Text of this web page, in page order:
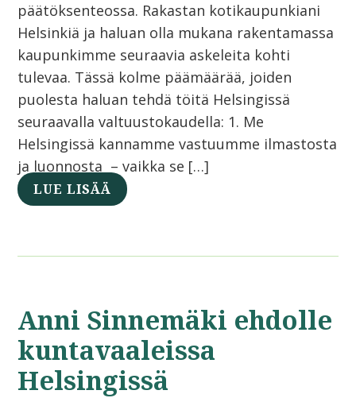
päätöksenteossa. Rakastan kotikaupunkiani
Helsinkiä ja haluan olla mukana rakentamassa
kaupunkimme seuraavia askeleita kohti
tulevaa. Tässä kolme päämäärää, joiden
puolesta haluan tehdä töitä Helsingissä
seuraavalla valtuustokaudella: 1. Me
Helsingissä kannamme vastuumme ilmastosta
ja luonnosta – vaikka se […]
LUE LISÄÄ
Anni Sinnemäki ehdolle
kuntavaaleissa
Helsingissä